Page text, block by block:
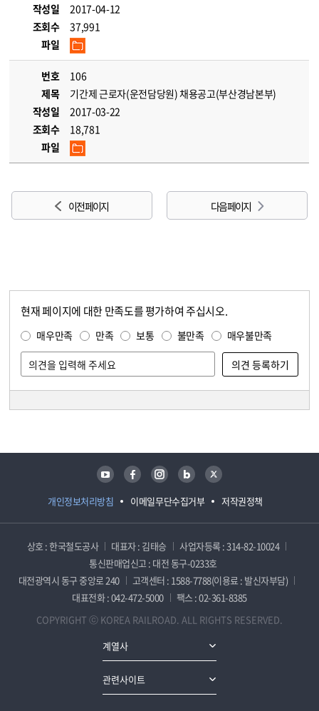
작성일
2017-04-12
조회수
37,991
파일
번호
106
제목
기간제 근로자(운전담당원) 채용공고(부산경남본부)
작성일
2017-03-22
조회수
18,781
파일
이전 페이지 다음 페이지
현재 페이지에 대한 만족도를 평가하여 주십시오.
매우만족 만족 보통 불만족 매우불만족
개인정보처리방침 이메일무단수집거부 저작권정책
유튜브 페이스북 인스타그램 블로그 트위터
상호 : 한국철도공사 대표자 : 김태승
사업자등록 : 314-82-10024
통신판매업신고 : 대전 동구-0233호
대전광역시 동구 중앙로 240
고객센터 : 1588-7788(이용료 : 발신자부담)
대표전화 : 042-472-5000
팩스 : 02-361-8385
COPYRIGHT ⓒ KOREA RAILROAD. ALL RIGHTS RESERVED.
계열사
관련사이트